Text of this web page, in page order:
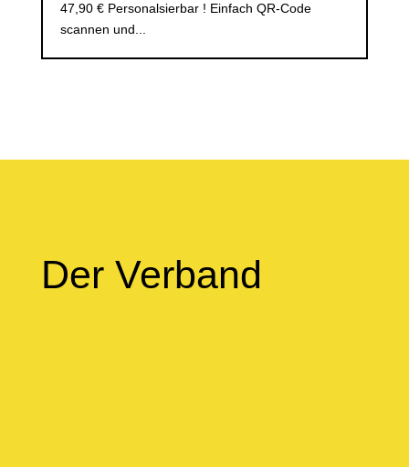
47,90 € Personalsierbar ! Einfach QR-Code
scannen und...
Der Verband